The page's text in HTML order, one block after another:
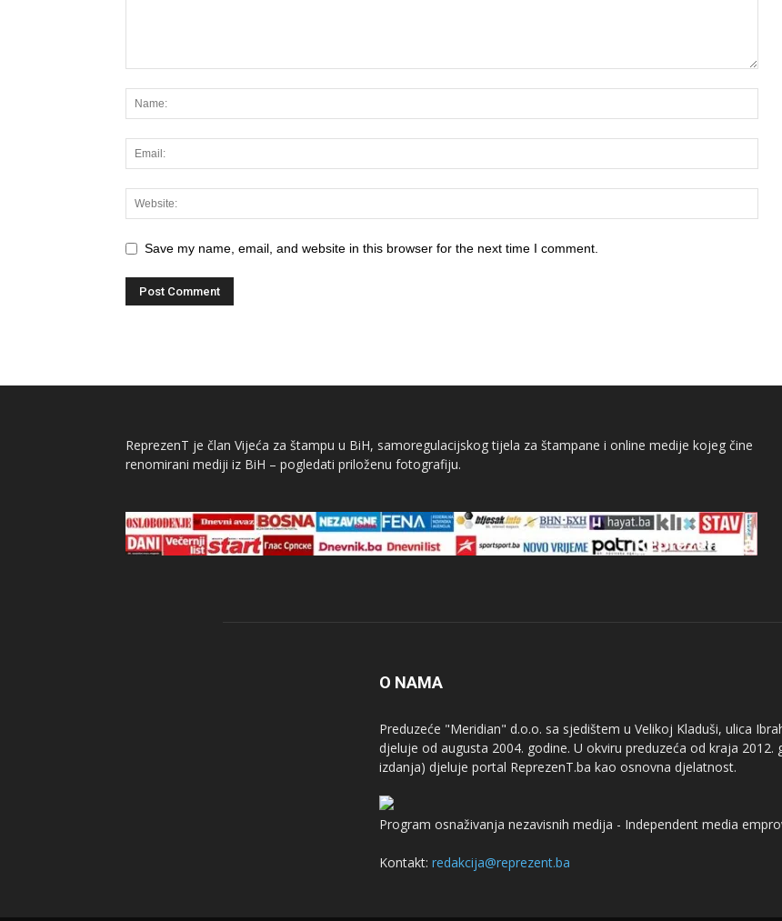
Save my name, email, and website in this browser for the next time I comment.
ReprezenT je član Vijeća za štampu u BiH, samoregulacijskog tijela za štampane i online medije kojeg čine
renomirani mediji iz BiH – pogledati priloženu fotografiju.
O NAMA
Preduzeće "Meridian" d.o.o. sa sjedištem u Velikoj Kladuši, ulica
djeluje od augusta 2004. godine. U okviru preduzeća od kraja
izdanja) djeluje portal ReprezenT.ba kao osnovna djelatnost.
Program osnaživanja nezavisnih medija - Independent media
Kontakt: redakcija@reprezent.ba